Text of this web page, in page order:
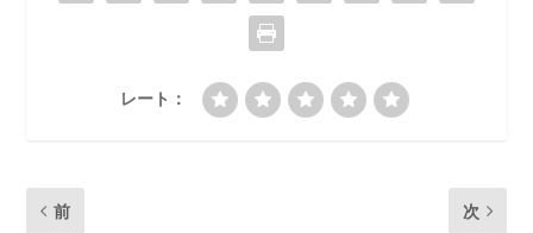
レート：
前 次